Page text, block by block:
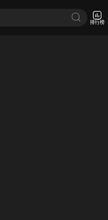
排行榜